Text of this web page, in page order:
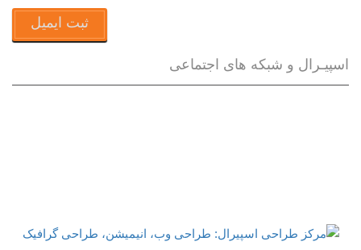
ثبت ایمیل
اسپیـرال و شبکه های اجتماعی